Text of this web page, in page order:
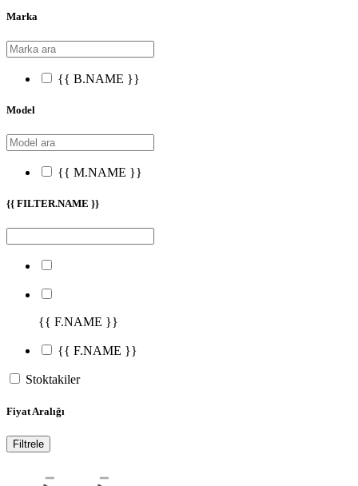
Marka
{{ B.NAME }}
Model
{{ M.NAME }}
{{ FILTER.NAME }}
{{ F.NAME }}
{{ F.NAME }}
Stoktakiler
Fiyat Aralığı
Filtrele